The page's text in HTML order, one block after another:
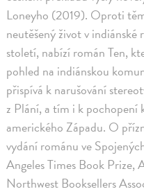
Loneyho (2019). Oproti
neutěšený život v
století, nabízí román Ten,
pohled na indiánskou
přispívá k narušování
z Plání, a tím i k
amerického Západu. O
vydání románu ve
Angeles Times Book
Northwest Booksellers